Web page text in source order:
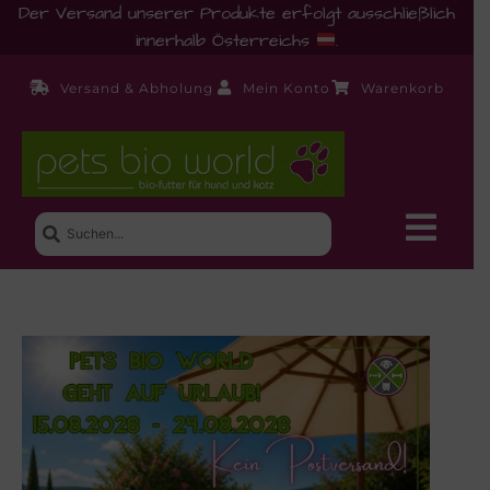
Der Versand unserer Produkte erfolgt ausschließlich
innerhalb Österreichs
.
Versand & Abholung Mein Konto Warenkorb
Neue Produkte
Shop
Ernährungsberatung!
Startseite